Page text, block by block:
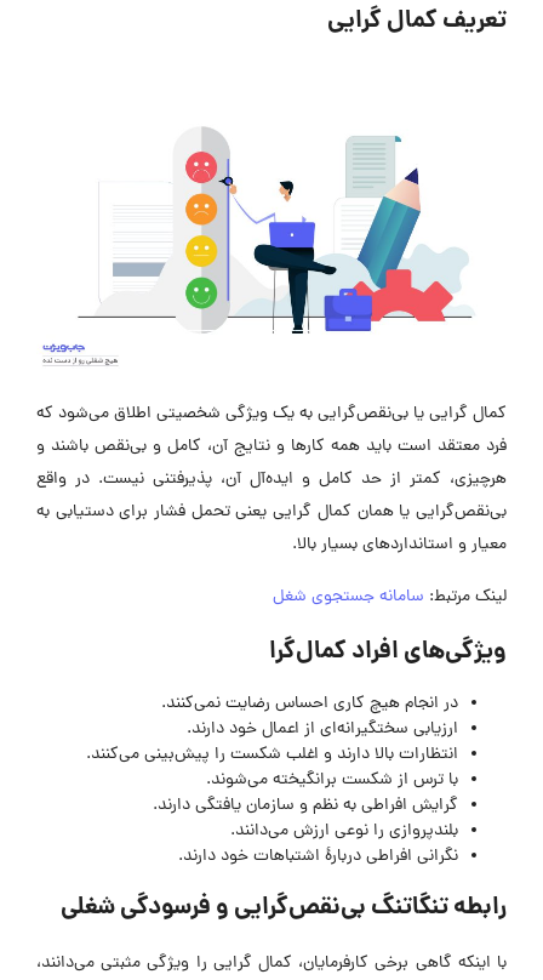
تعریف کمال‌ گرایی
کمال‌ گرایی یا بی‌نقص‌‌گرایی به یک ویژگی شخصیتی اطلاق می‎‌شود که
فرد معتقد است باید همه کارها و نتایج آن، کامل و بی‌نقص باشند و
هرچیزی، کمتر از حد کامل و ایده‌آل آن، پذیرفتنی نیست. در واقع
بی‌نقص‌گرایی یا همان کمال‌ گرایی یعنی تحمل فشار برای دستیابی به
معیار و استانداردهای بسیار بالا.
لینک مرتبط: سامانه جستجوی شغل
ویژگی‌های افراد کمال‌گرا
در انجام هیچ کاری احساس رضایت نمی‌کنند.
ارزیابی سختگیرانه‌ای از اعمال خود دارند.
انتظارات بالا دارند و اغلب شکست را پیش‌بینی می‌کنند.
با ترس از شکست برانگیخته می‌شوند.
گرایش افراطی به نظم و سازمان یافتگی دارند.
بلندپروازی را نوعی ارزش می‌دانند.
نگرانی افراطی دربارۀ اشتباهات خود دارند.
رابطه تنگاتنگ بی‌نقص‌‌‌گرایی و فرسودگی شغلی
با اینکه گاهی برخی کارفرمایان، کمال‌ گرایی را ویژگی مثبتی می‌دانند،